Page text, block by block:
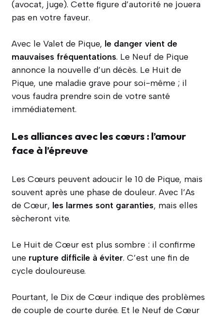
(avocat, juge). Cette figure d’autorité ne jouera
pas en votre faveur.
Avec le Valet de Pique, le danger vient de
mauvaises fréquentations. Le Neuf de Pique
annonce la nouvelle d’un décès. Le Huit de
Pique, une maladie grave pour soi-même ; il
vous faudra prendre soin de votre santé
immédiatement.
Les alliances avec les cœurs : l’amour
face à l’épreuve
Les Cœurs peuvent adoucir le 10 de Pique, mais
souvent après une phase de douleur. Avec l’As
de Cœur, les larmes sont garanties, mais elles
sècheront vite.
Le Huit de Cœur est plus sombre : il confirme
une rupture difficile à éviter. C’est une fin de
cycle douloureuse.
Pourtant, le Dix de Cœur indique des problèmes
de couple de courte durée. Et le Neuf de Cœur